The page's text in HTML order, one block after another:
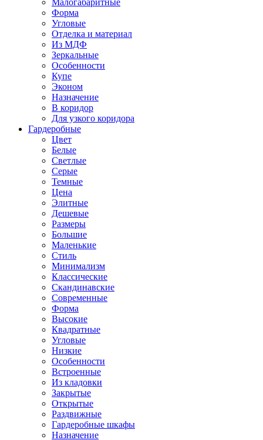
Малогабаритные
Форма
Угловые
Отделка и материал
Из МДФ
Зеркальные
Особенности
Купе
Эконом
Назначение
В коридор
Для узкого коридора
Гардеробные
Цвет
Белые
Светлые
Серые
Темные
Цена
Элитные
Дешевые
Размеры
Большие
Маленькие
Стиль
Минимализм
Классические
Скандинавские
Современные
Форма
Высокие
Квадратные
Угловые
Низкие
Особенности
Встроенные
Из кладовки
Закрытые
Открытые
Раздвижные
Гардеробные шкафы
Назначение